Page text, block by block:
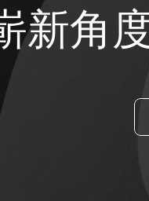
新角